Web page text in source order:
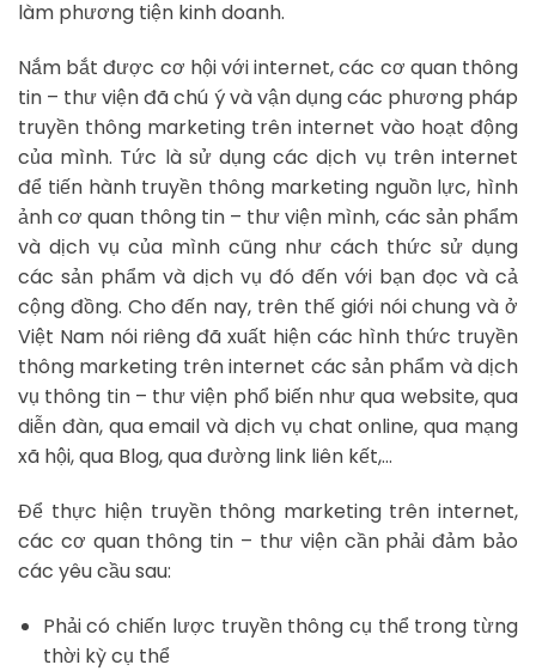
làm phương tiện kinh doanh.
Nắm bắt được cơ hội với internet, các cơ quan thông
tin – thư viện đã chú ý và vận dụng các phương pháp
truyền thông marketing trên internet vào hoạt động
của mình. Tức là sử dụng các dịch vụ trên internet
để tiến hành truyền thông marketing nguồn lực, hình
ảnh cơ quan thông tin – thư viện mình, các sản phẩm
và dịch vụ của mình cũng như cách thức sử dụng
các sản phẩm và dịch vụ đó đến với bạn đọc và cả
cộng đồng. Cho đến nay, trên thế giới nói chung và ở
Việt Nam nói riêng đã xuất hiện các hình thức truyền
thông marketing trên internet các sản phẩm và dịch
vụ thông tin – thư viện phổ biến như qua website, qua
diễn đàn, qua email và dịch vụ chat online, qua mạng
xã hội, qua Blog, qua đường link liên kết,…
Để thực hiện truyền thông marketing trên internet,
các cơ quan thông tin – thư viện cần phải đảm bảo
các yêu cầu sau:
Phải có chiến lược truyền thông cụ thể trong từng
thời kỳ cụ thể